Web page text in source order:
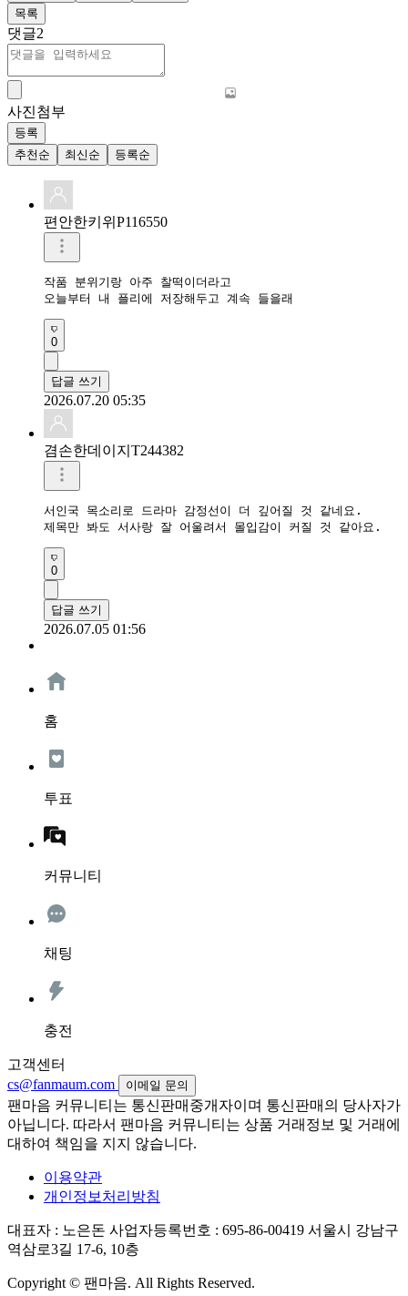
목록
댓글2
사진첨부
등록
추천순
최신순 등록순
편안한키위P116550
작품 분위기랑 아주 찰떡이더라고
오늘부터 내 플리에 저장해두고 계속 들을래
0
답글 쓰기
2026.07.20 05:35
겸손한데이지T244382
서인국 목소리로 드라마 감정선이 더 깊어질 것 같네요.
0
답글 쓰기
2026.07.05 01:56
홈
투표
커뮤니티
채팅
충전
고객센터
cs@fanmaum.com
이메일 문의
팬마음 커뮤니티는 통신판매중개자이며 통신판매의 당사자가
아닙니다. 따라서 팬마음 커뮤니티는 상품 거래정보 및 거래에
대하여 책임을 지지 않습니다.
이용약관
개인정보처리방침
대표자 : 노은돈 사업자등록번호 : 695-86-00419 서울시 강남구
역삼로3길 17-6, 10층
Copyright © 팬마음. All Rights Reserved.